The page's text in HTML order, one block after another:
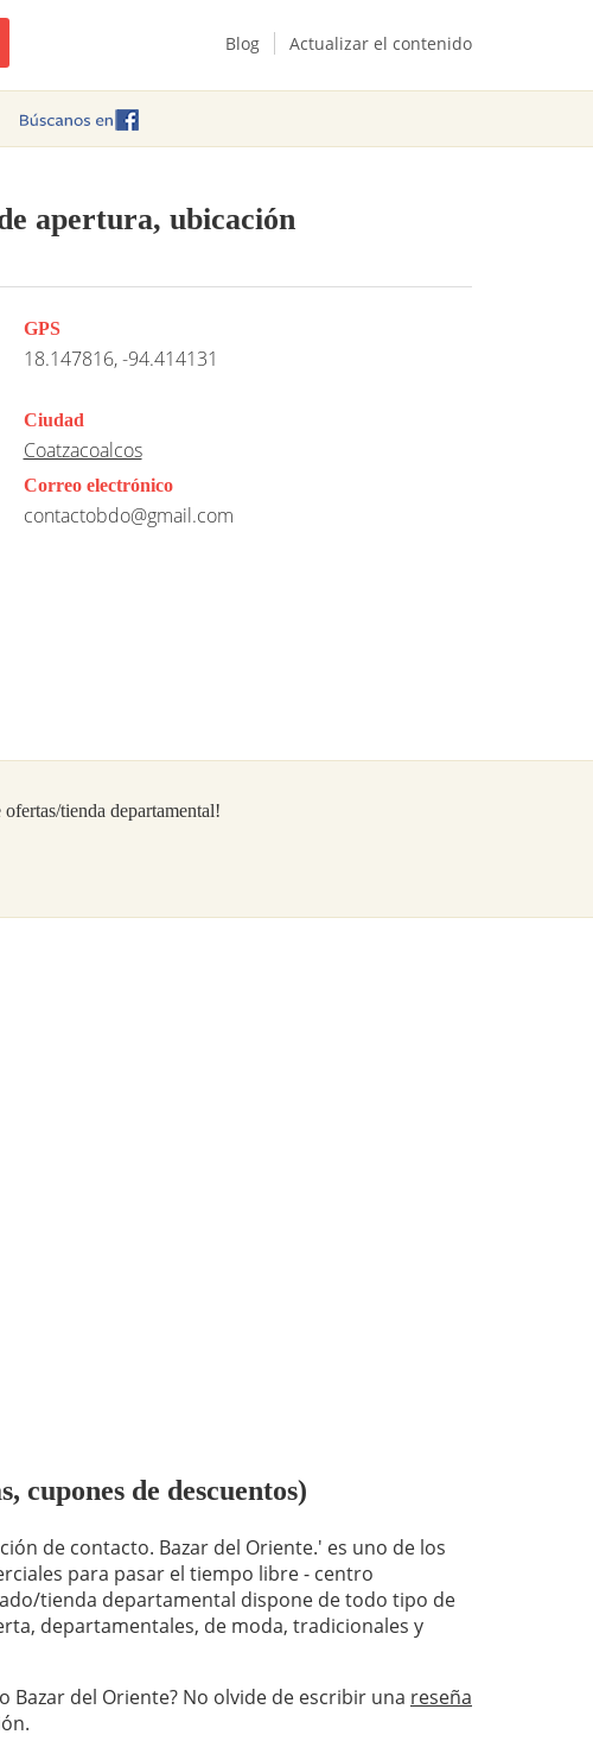
Blog Actualizar el contenido
apertura, ubicación
GPS
18.147816, -94.414131
Ciudad
Coatzacoalcos
Correo electrónico
contactobdo@gmail.com
tienda departamental!
de descuentos)
de contacto. Bazar del Oriente.' es uno de los
para pasar el tiempo libre - centro
tienda departamental dispone de todo tipo de
departamentales, de moda, tradicionales y
Bazar del Oriente? No olvide de escribir una reseña